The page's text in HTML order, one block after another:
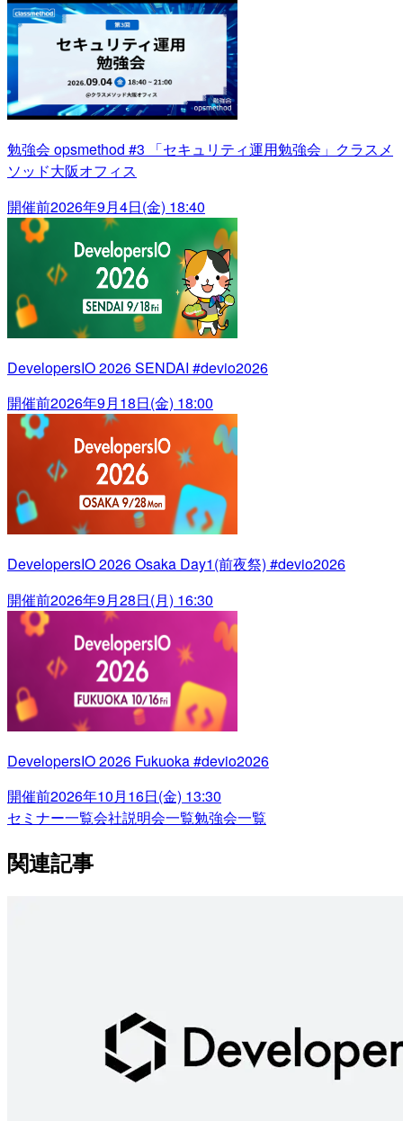
勉強会 opsmethod #3 「セキュリティ運用勉強会」クラスメ
ソッド大阪オフィス
開催前2026年9月4日(金) 18:40
DevelopersIO 2026 SENDAI #devio2026
開催前2026年9月18日(金) 18:00
DevelopersIO 2026 Osaka Day1(前夜祭) #devio2026
開催前2026年9月28日(月) 16:30
DevelopersIO 2026 Fukuoka #devio2026
開催前2026年10月16日(金) 13:30
セミナー一覧会社説明会一覧勉強会一覧
関連記事